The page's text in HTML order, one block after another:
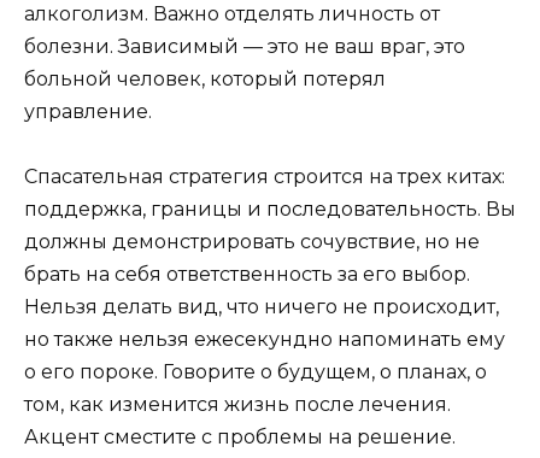
алкоголизм. Важно отделять личность от
болезни. Зависимый — это не ваш враг, это
больной человек, который потерял
управление.
Спасательная стратегия строится на трех китах:
поддержка, границы и последовательность. Вы
должны демонстрировать сочувствие, но не
брать на себя ответственность за его выбор.
Нельзя делать вид, что ничего не происходит,
но также нельзя ежесекундно напоминать ему
о его пороке. Говорите о будущем, о планах, о
том, как изменится жизнь после лечения.
Акцент сместите с проблемы на решение.